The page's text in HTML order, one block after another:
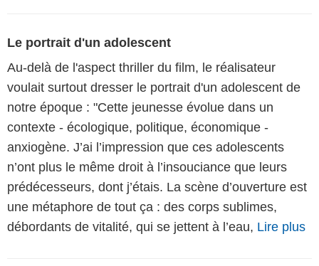
Le portrait d'un adolescent
Au-delà de l'aspect thriller du film, le réalisateur
voulait surtout dresser le portrait d'un adolescent de
notre époque : "Cette jeunesse évolue dans un
contexte - écologique, politique, économique -
anxiogène. J’ai l’impression que ces adolescents
n’ont plus le même droit à l’insouciance que leurs
prédécesseurs, dont j’étais. La scène d’ouverture est
une métaphore de tout ça : des corps sublimes,
débordants de vitalité, qui se jettent à l’eau, Lire plus